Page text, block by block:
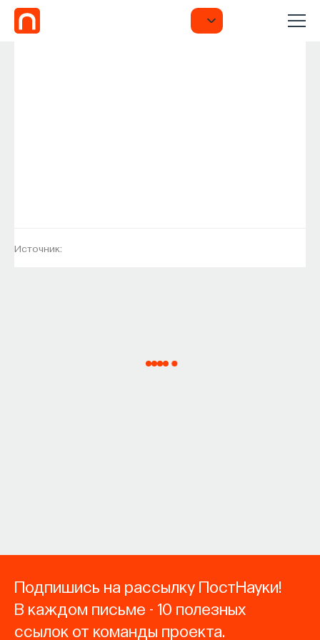
Источник:
Подпишись на рассылку ПостНауки!
В каждом письме - 10 полезных
ссылок от команды проекта.